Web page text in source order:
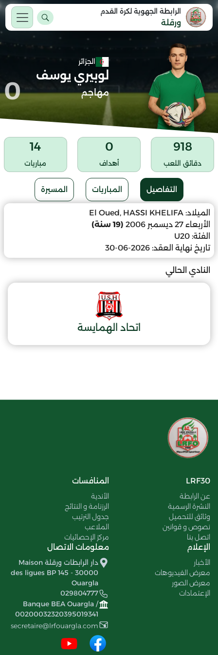
الرابطة الجهوية لكرة القدم
ورقلة
الجزائر
لوبيري يوسف
مهاجم 0
918
دقائق اللعب
0
أهداف
14
مباريات
التفاصيل المباريات المسيرة
الميلاد: El Oued, HASSI KHELIFA
الأربعاء 27 ديسمبر 2006
(19 سنة)
الفئة: U20
تاريخ نهاية العقد: 2026-06-30
النادي الحالي
اتحاد الهمايسة
LRF30
عن الرابطة
النشرة الرسمية
وثائق للتحميل
نصوص و قوانين
اتصل بنا
المنافسات
الأندية
الرزنامة و النتائج
جدول الترتيب
الملاعب
مركز الإحصائيات
الإعلام
الأخبار
معرض الفيديوهات
معرض الصور
الإعتمادات
معلومات الاتصال
دار الرابطات ورقلة Maison
des ligues BP 145 - 30000
Ouargla
029804777
Banque BEA Ouargla /
00200032320395019341
secretaire@lrfouargla.com